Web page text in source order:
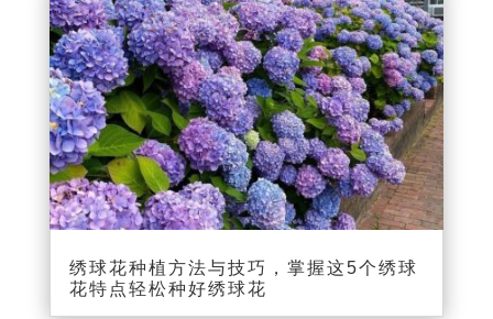
绣球花种植方法与技巧，掌握这5个绣球
花特点轻松种好绣球花